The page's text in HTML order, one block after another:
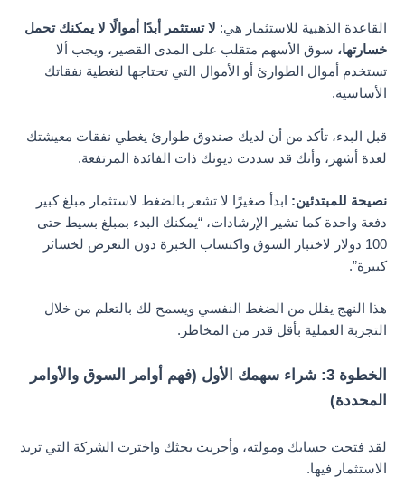
القاعدة الذهبية للاستثمار هي: لا تستثمر أبدًا أموالًا لا يمكنك تحمل
خسارتها، سوق الأسهم متقلب على المدى القصير، ويجب ألا
تستخدم أموال الطوارئ أو الأموال التي تحتاجها لتغطية نفقاتك
الأساسية.
قبل البدء، تأكد من أن لديك صندوق طوارئ يغطي نفقات معيشتك
لعدة أشهر، وأنك قد سددت ديونك ذات الفائدة المرتفعة.
نصيحة للمبتدئين: ابدأ صغيرًا لا تشعر بالضغط لاستثمار مبلغ كبير
دفعة واحدة كما تشير الإرشادات، “يمكنك البدء بمبلغ بسيط حتى
100 دولار لاختبار السوق واكتساب الخبرة دون التعرض لخسائر
كبيرة”.
هذا النهج يقلل من الضغط النفسي ويسمح لك بالتعلم من خلال
التجربة العملية بأقل قدر من المخاطر.
الخطوة 3: شراء سهمك الأول (فهم أوامر السوق والأوامر
المحددة)
لقد فتحت حسابك ومولته، وأجريت بحثك واخترت الشركة التي تريد
الاستثمار فيها.